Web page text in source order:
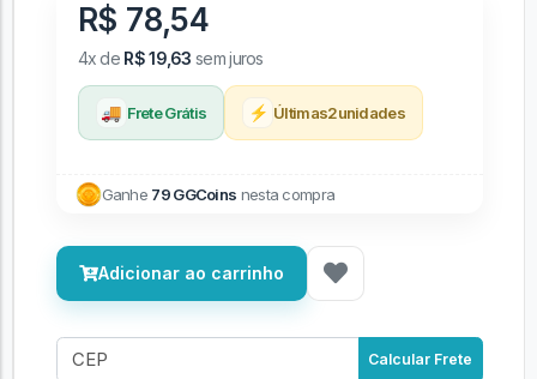
R$ 78,54
4x de R$ 19,63 sem juros
🚚 Frete Grátis ⚡ Últimas2unidades
Ganhe 79 GGCoins nesta compra
Adicionar ao carrinho
Calcular Frete